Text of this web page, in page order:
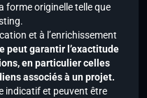
forme originelle telle que
et à l’enrichissement
peut garantir l’exactitude
en particulier celles
associés à un projet.
indicatif et peuvent être